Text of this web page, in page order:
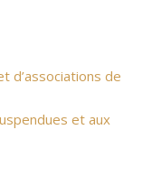
d’associations de
et aux